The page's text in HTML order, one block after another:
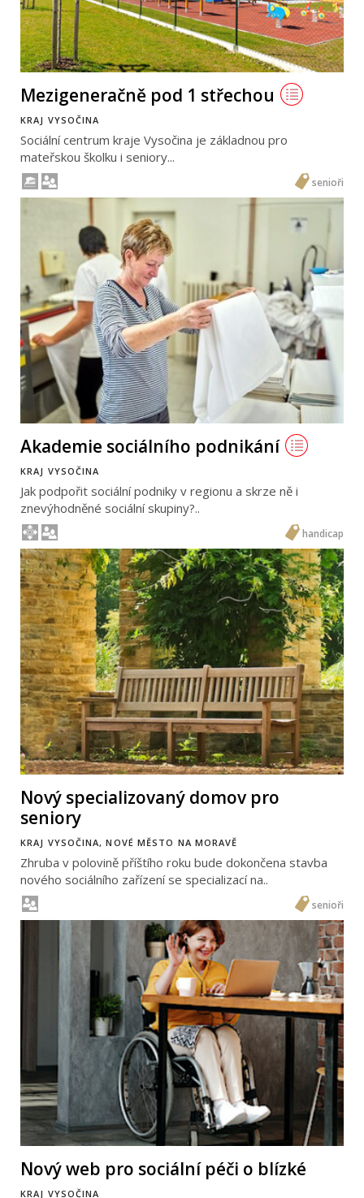
Mezigeneračně pod 1 střechou
KRAJ VYSOČINA
Sociální centrum kraje Vysočina je základnou pro
mateřskou školku i seniory...
senioři
Akademie sociálního podnikání
KRAJ VYSOČINA
Jak podpořit sociální podniky v regionu a skrze ně i
znevýhodněné sociální skupiny?..
handicap
Nový specializovaný domov pro
seniory
KRAJ VYSOČINA, NOVÉ MĚSTO NA MORAVĚ
Zhruba v polovině příštího roku bude dokončena stavba
nového sociálního zařízení se specializací na..
senioři
Nový web pro sociální péči o blízké
KRAJ VYSOČINA